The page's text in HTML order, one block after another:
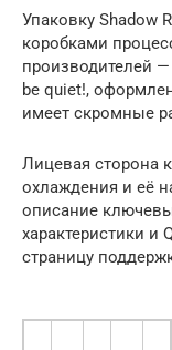
Упаковку Shadow
коробками
производителей
be quiet!,
имеет скромные
Лицевая сторона
охлаждения и её
описание
характеристики и
страницу